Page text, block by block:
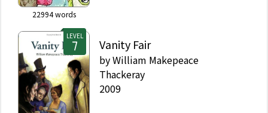
22994words
LEVEL
Vanity Fair
byWilliam Makepeace
Thackeray
2009